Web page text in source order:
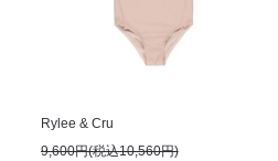
Rylee & Cru
9,600円(税込10,560円)